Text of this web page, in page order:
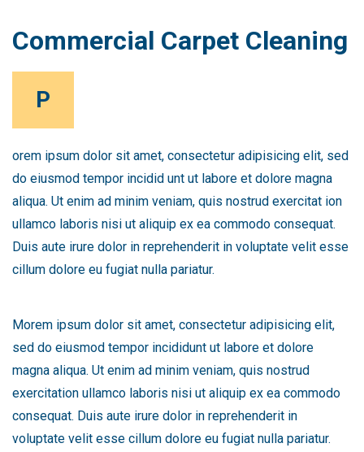
Commercial Carpet Cleaning
P
orem ipsum dolor sit amet, consectetur adipisicing elit, sed
do eiusmod tempor incidid unt ut labore et dolore magna
aliqua. Ut enim ad minim veniam, quis nostrud exercitat ion
ullamco laboris nisi ut aliquip ex ea commodo consequat.
Duis aute irure dolor in reprehenderit in voluptate velit esse
cillum dolore eu fugiat nulla pariatur.
Morem ipsum dolor sit amet, consectetur adipisicing elit,
sed do eiusmod tempor incididunt ut labore et dolore
magna aliqua. Ut enim ad minim veniam, quis nostrud
exercitation ullamco laboris nisi ut aliquip ex ea commodo
consequat. Duis aute irure dolor in reprehenderit in
voluptate velit esse cillum dolore eu fugiat nulla pariatur.